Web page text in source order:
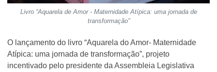
Livro “Aquarela de Amor - Maternidade Atípica: uma jornada de
transformação”
O lançamento do livro “Aquarela do Amor- Maternidade
Atípica: uma jornada de transformação”, projeto
incentivado pelo presidente da Assembleia Legislativa